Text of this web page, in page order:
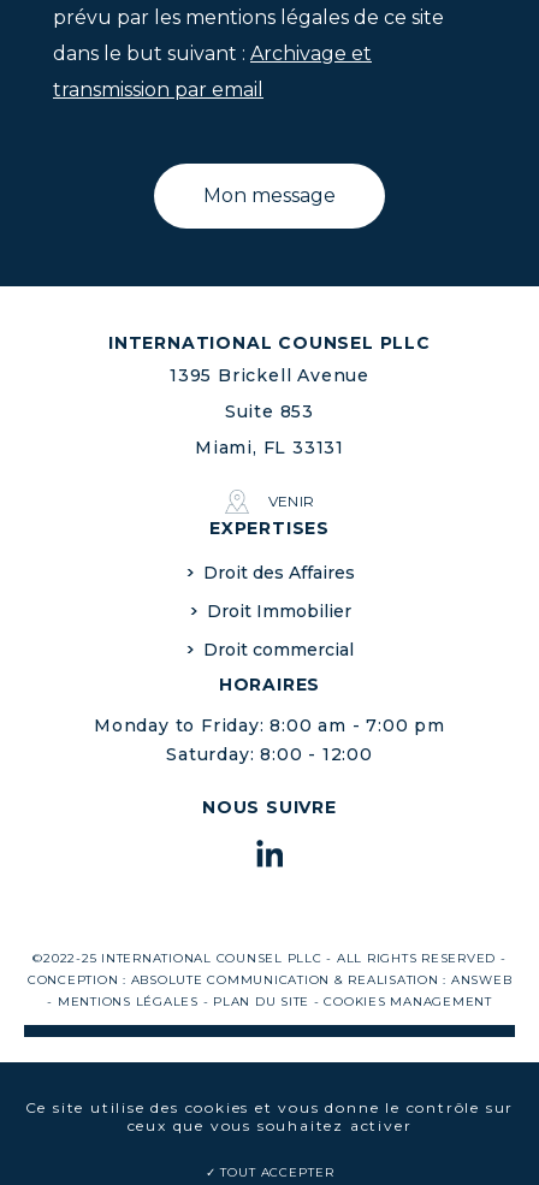
prévu par les mentions légales de ce site
dans le but suivant : Archivage et
transmission par email
INTERNATIONAL COUNSEL PLLC
1395 Brickell Avenue
Suite 853
Miami, FL 33131
VENIR
EXPERTISES
Droit des Affaires
Droit Immobilier
Droit commercial
HORAIRES
Monday to Friday: 8:00 am - 7:00 pm
Saturday: 8:00 - 12:00
NOUS SUIVRE
©2022-25 INTERNATIONAL COUNSEL PLLC - ALL RIGHTS RESERVED -
CONCEPTION : ABSOLUTE COMMUNICATION & REALISATION : ANSWEB
- MENTIONS LÉGALES - PLAN DU SITE -COOKIES MANAGEMENT
Ce site utilise des cookies et vous donne le contrôle sur
ceux que vous souhaitez activer
TOUT ACCEPTER